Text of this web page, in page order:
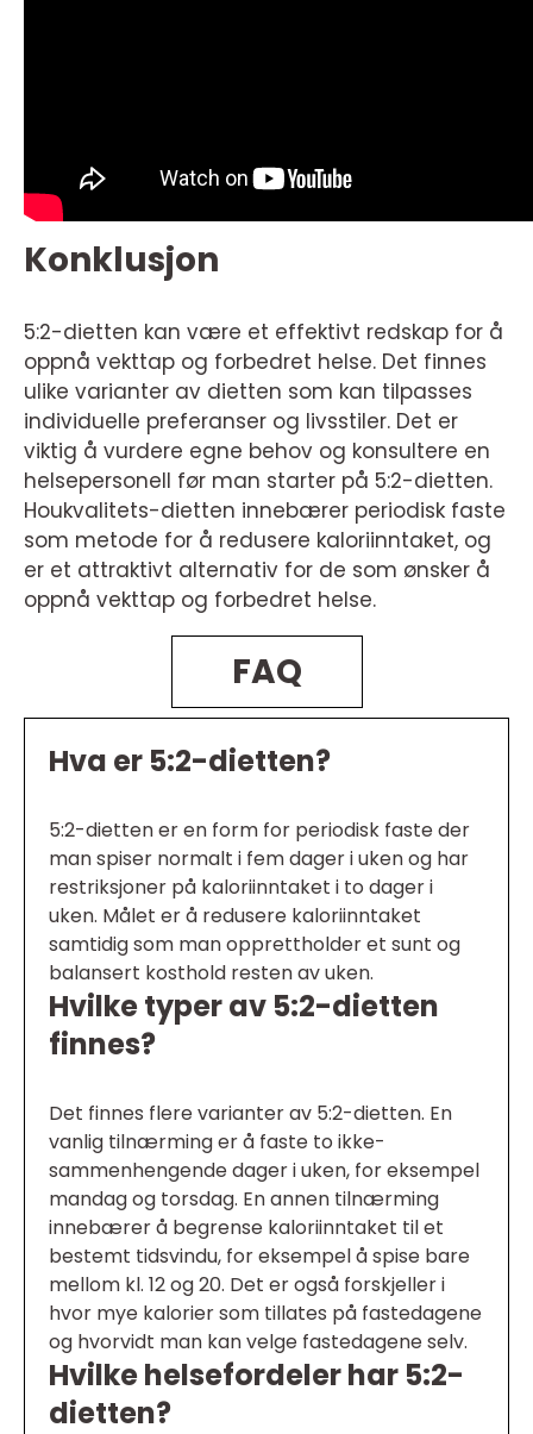
Konklusjon
5:2-dietten kan være et effektivt redskap for å
oppnå vekttap og forbedret helse. Det finnes
ulike varianter av dietten som kan tilpasses
individuelle preferanser og livsstiler. Det er
viktig å vurdere egne behov og konsultere en
helsepersonell før man starter på 5:2-dietten.
Houkvalitets-dietten innebærer periodisk faste
som metode for å redusere kaloriinntaket, og
er et attraktivt alternativ for de som ønsker å
oppnå vekttap og forbedret helse.
FAQ
Hva er 5:2-dietten?
5:2-dietten er en form for periodisk faste der
man spiser normalt i fem dager i uken og har
restriksjoner på kaloriinntaket i to dager i
uken. Målet er å redusere kaloriinntaket
samtidig som man opprettholder et sunt og
balansert kosthold resten av uken.
Hvilke typer av 5:2-dietten
finnes?
Det finnes flere varianter av 5:2-dietten. En
vanlig tilnærming er å faste to ikke-
sammenhengende dager i uken, for eksempel
mandag og torsdag. En annen tilnærming
innebærer å begrense kaloriinntaket til et
bestemt tidsvindu, for eksempel å spise bare
mellom kl. 12 og 20. Det er også forskjeller i
hvor mye kalorier som tillates på fastedagene
og hvorvidt man kan velge fastedagene selv.
Hvilke helsefordeler har 5:2-
dietten?